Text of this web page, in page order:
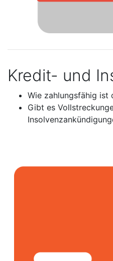
Kredit- und
Wie zahlungsfähig ist
Gibt es